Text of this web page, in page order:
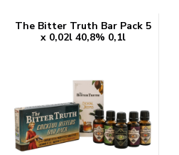
The Bitter Truth Bar Pack 5
x 0,02l 40,8% 0,1l